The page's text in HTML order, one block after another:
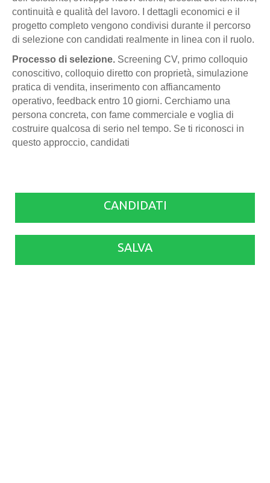
continuità e qualità del lavoro. I dettagli economici e il
progetto completo vengono condivisi durante il percorso
di selezione con candidati realmente in linea con il ruolo.
Processo di selezione. Screening CV, primo colloquio
conoscitivo, colloquio diretto con proprietà, simulazione
pratica di vendita, inserimento con affiancamento
operativo, feedback entro 10 giorni. Cerchiamo una
persona concreta, con fame commerciale e voglia di
costruire qualcosa di serio nel tempo. Se ti riconosci in
questo approccio, candidati
CANDIDATI
SALVA